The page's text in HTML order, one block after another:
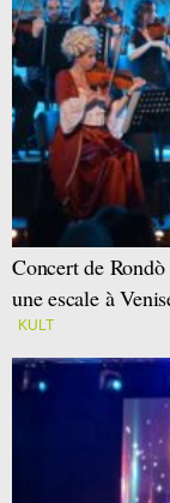
Concert de
une escale à
KULT